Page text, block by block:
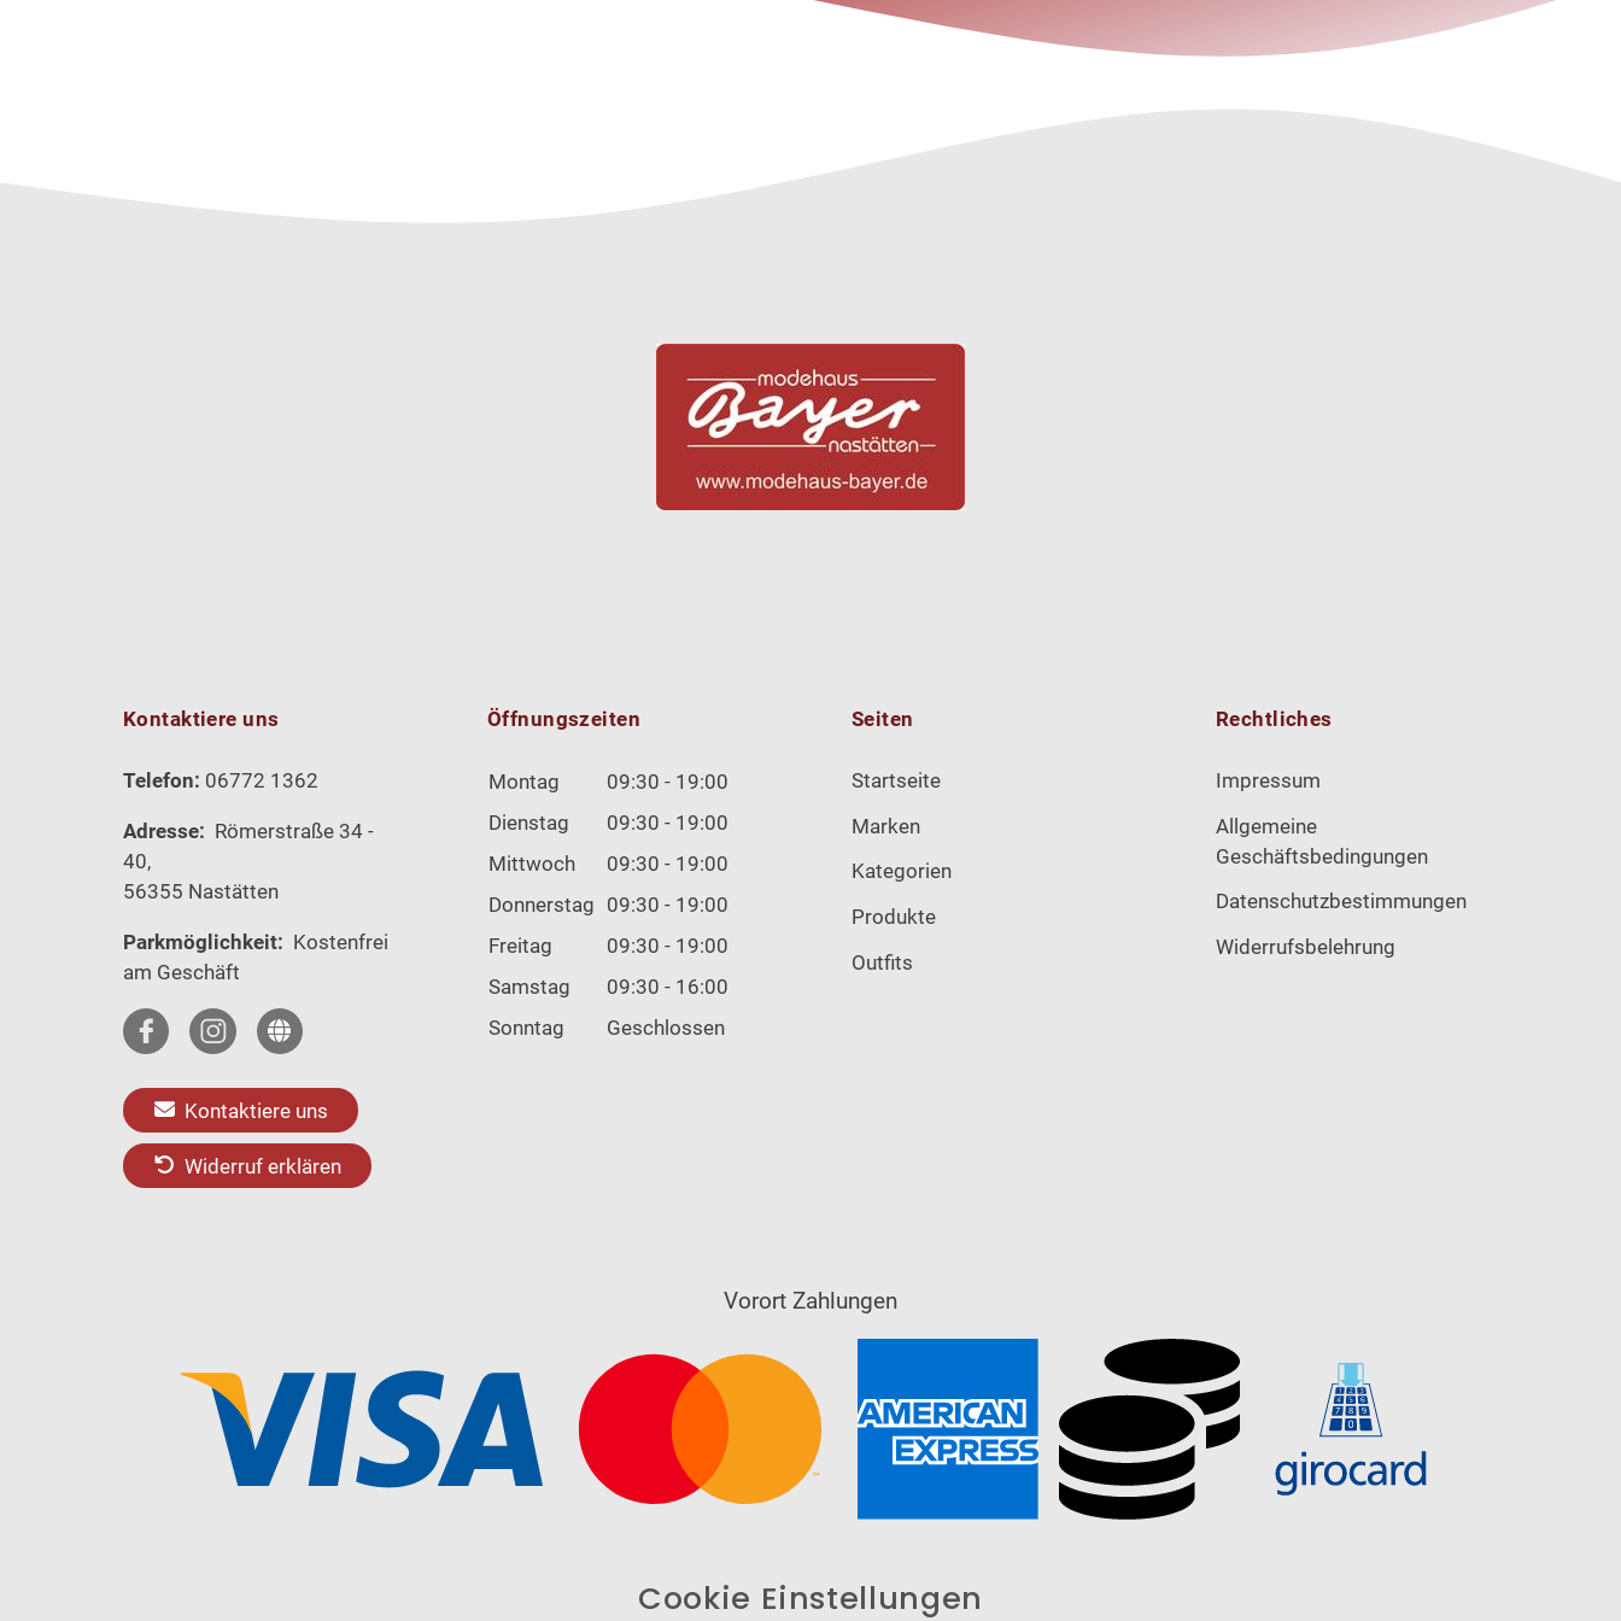
Kontaktiere uns
Telefon: 06772 1362
Adresse: Römerstraße 34 -
40,
56355 Nastätten
Parkmöglichkeit: Kostenfrei
am Geschäft
Kontaktiere uns
Widerruf erklären
Öffnungszeiten
Montag
09:30 - 19:00
Dienstag
09:30 - 19:00
Mittwoch
09:30 - 19:00
Donnerstag 09:30 - 19:00
Freitag
09:30 - 19:00
Samstag
09:30 - 16:00
Sonntag
Geschlossen
Seiten
Startseite
Marken
Kategorien
Produkte
Outfits
Rechtliches
Impressum
Allgemeine
Geschäftsbedingungen
Datenschutzbestimmungen
Widerrufsbelehrung
Vorort Zahlungen
Cookie Einstellungen